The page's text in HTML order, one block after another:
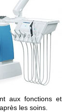
aux fonctions et
les soins.